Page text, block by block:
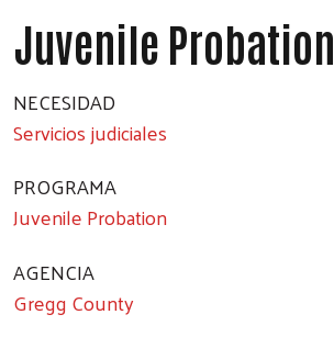
Juvenile Probation
NECESIDAD
Servicios judiciales
PROGRAMA
Juvenile Probation
AGENCIA
Gregg County